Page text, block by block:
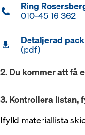
Ring
010-45 16 362
Detaljerad
(pdf)
2. Du kommer att få
3. Kontrollera listan,
Ifylld materiallista